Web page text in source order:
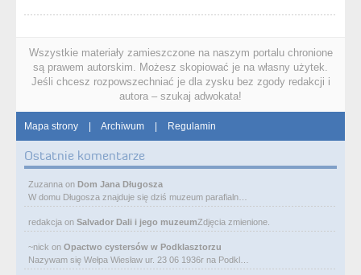
Wszystkie materiały zamieszczone na naszym portalu chronione
są prawem autorskim. Możesz skopiować je na własny użytek.
Jeśli chcesz rozpowszechniać je dla zysku bez zgody redakcji i
autora – szukaj adwokata!
Mapa strony | Archiwum | Regulamin
Ostatnie komentarze
Zuzanna on Dom Jana Długosza
W domu Długosza znajduje się dziś muzeum parafialn…
redakcja on Salvador Dali i jego muzeumZdjęcia zmienione.
~nick on Opactwo cystersów w Podklasztorzu
Nazywam się Wełpa Wiesław ur. 23 06 1936r na Podkl…